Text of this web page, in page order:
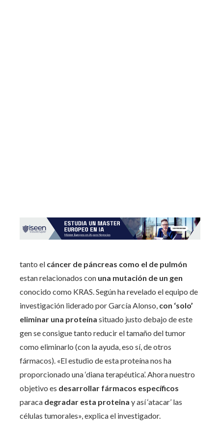
tanto el cáncer de páncreas como el de pulmón
estan relacionados con una mutación de un gen
conocido como KRAS. Según ha revelado el equipo de
investigación liderado por García Alonso, con ‘solo’
eliminar una proteína situado justo debajo de este
gen se consigue tanto reducir el tamaño del tumor
como eliminarlo (con la ayuda, eso sí, de otros
fármacos). «El estudio de esta proteína nos ha
proporcionado una ‘diana terapéutica’. Ahora nuestro
objetivo es desarrollar fármacos específicos
paraca degradar esta proteina y así ‘atacar’ las
células tumorales», explica el investigador.